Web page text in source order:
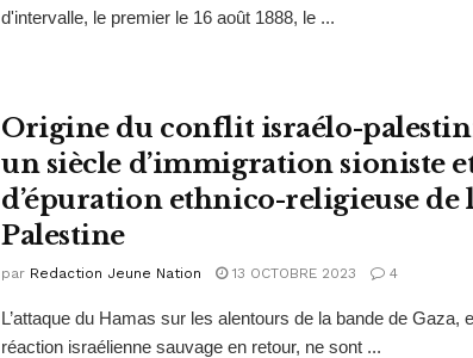
d'intervalle, le premier le 16 août 1888, le ...
Origine du conflit israélo-
un siècle d’immigration sioniste
d’épuration ethnico-religieuse de
Palestine
par Redaction Jeune Nation 13 OCTOBRE 2023 4
L’attaque du Hamas sur les alentours de la bande de Gaza,
réaction israélienne sauvage en retour, ne sont ...